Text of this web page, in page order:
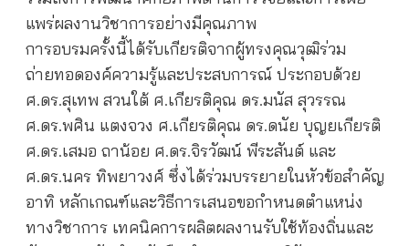
แพร่ผลงานวิชาการอย่างมีคุณภาพ
การอบรมครั้งนี้ได้รับเกียรติจากผู้ทรงคุณวุฒิร่วม
ถ่ายทอดองค์ความรู้และประสบการณ์ ประกอบด้วย
ศ.ดร.สุเทพ สวนใต้ ศ.เกียรติคุณ ดร.มนัส สุวรรณ
ศ.ดร.พศิน แตงจวง ศ.เกียรติคุณ ดร.ดนัย บุญยเกียรติ
ศ.ดร.เสมอ ถาน้อย ศ.ดร.จิรวัฒน์ พีระสันต์ และ
ศ.ดร.นคร ทิพยาวงศ์ ซึ่งได้ร่วมบรรยายในหัวข้อสำคัญ
อาทิ หลักเกณฑ์และวิธีการเสนอขอกำหนดตำแหน่ง
ทางวิชาการ เทคนิคการผลิตผลงานรับใช้ท้องถิ่นและ